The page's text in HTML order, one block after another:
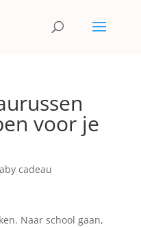
voor je
cadeau
Naar school gaan,